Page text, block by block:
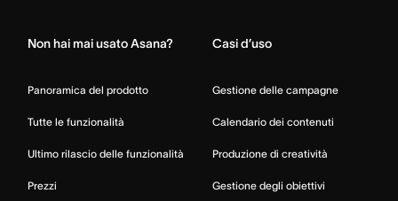
Non hai mai usato Asana?
Panoramica del prodotto
Tutte le funzionalità
Ultimo rilascio delle funzionalità
Prezzi
Casi d’uso
Gestione delle campagne
Calendario dei contenuti
Produzione di creatività
Gestione degli obiettivi